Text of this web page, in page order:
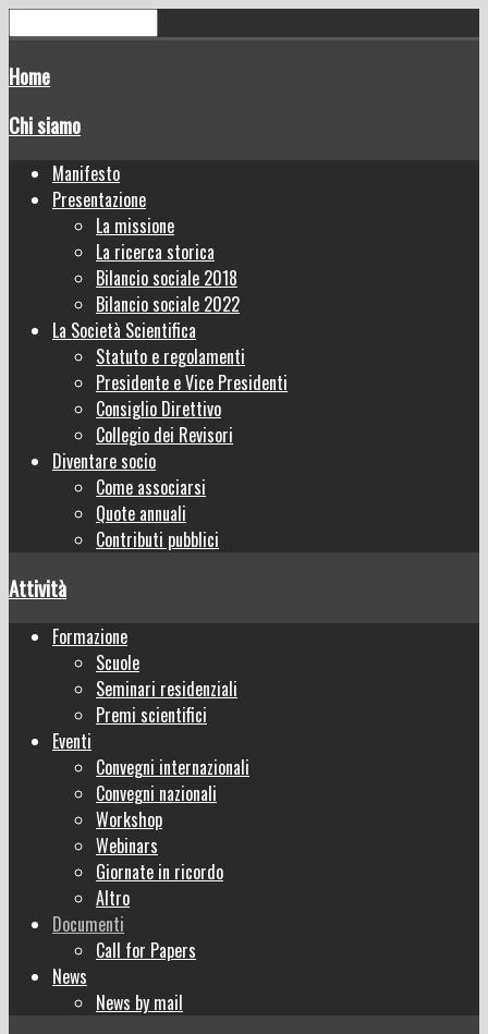
Home
Chi siamo
Manifesto
Presentazione
La missione
La ricerca storica
Bilancio sociale 2018
Bilancio sociale 2022
La Società Scientifica
Statuto e regolamenti
Presidente e Vice Presidenti
Consiglio Direttivo
Collegio dei Revisori
Diventare socio
Come associarsi
Quote annuali
Contributi pubblici
Attività
Formazione
Scuole
Seminari residenziali
Premi scientifici
Eventi
Convegni internazionali
Convegni nazionali
Workshop
Webinars
Giornate in ricordo
Altro
Documenti
Call for Papers
News
News by mail